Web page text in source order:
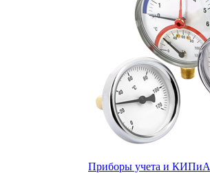
Приборы учета и КИПиА